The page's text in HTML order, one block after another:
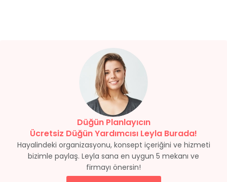
Düğün Planlayıcın
Ücretsiz Düğün Yardımcısı Leyla Burada!
Hayalindeki organizasyonu, konsept içeriğini ve hizmeti
bizimle paylaş. Leyla sana en uygun 5 mekanı ve
firmayı önersin!